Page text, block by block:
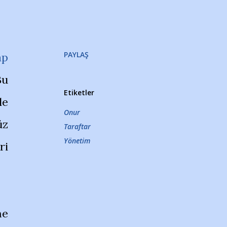
PAYLAŞ
Etiketler
Onur
Taraftar
Yönetim